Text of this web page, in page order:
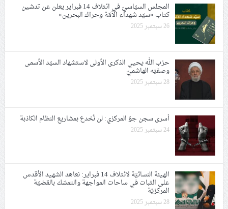
المجلس السيّاسيّ في ائتلاف 14 فبراير يعلن عن تدشين
كتاب «سيّد شهداء الأمّة وحراك البحرين»
26 سبتمبر 2025
حزب الله يحيي الذكرى الأولى لاستشهاد السيّد الأسمى
وصفيّه الهاشميّ
28 سبتمبر 2025
أسرى سجن جوّ المركزي: لن نُخدع بمشاريع النظام الكاذبة
24 سبتمبر 2025
الهيئة النسائيّة لائتلاف 14 فبراير: نعاهد الشهيد الأقدس
على الثبات في ساحات المواجهة والتمسّك بالقضيّة
المركزيّة
28 سبتمبر 2025